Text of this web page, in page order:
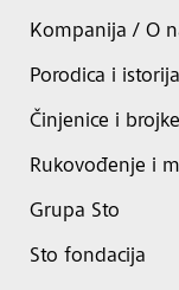
Kompanija / O
Porodica i istorija
Činjenice i brojke
Rukovođenje i
Grupa Sto
Sto fondacija